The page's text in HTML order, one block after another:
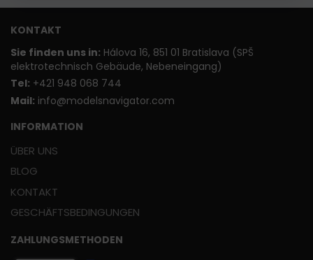
KONTAKT
Sie finden uns in: Hálova 16, 851 01 Bratislava (SPŠ
elektrotechnisch Gebäude, Nebeneingang)
Tel: +421 948 068 744
Mail: info@modelsnavigator.com
INFORMATION
ÜBER UNS
BLOG
KONTAKT
GESCHÄFTSBEDINGUNGEN
ZAHLUNGSMETHODEN